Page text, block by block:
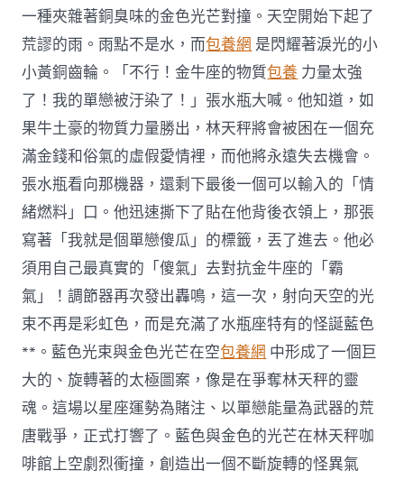
一種夾雜著銅臭味的金色光芒對撞。天空開始下起了
荒謬的雨。雨點不是水，而包養網 是閃耀著淚光的小
小黃銅齒輪。「不行！金牛座的物質包養 力量太強
了！我的單戀被汙染了！」張水瓶大喊。他知道，如
果牛土豪的物質力量勝出，林天秤將會被困在一個充
滿金錢和俗氣的虛假愛情裡，而他將永遠失去機會。
張水瓶看向那機器，還剩下最後一個可以輸入的「情
緒燃料」口。他迅速撕下了貼在他背後衣領上，那張
寫著「我就是個單戀傻瓜」的標籤，丟了進去。他必
須用自己最真實的「傻氣」去對抗金牛座的「霸
氣」！調節器再次發出轟鳴，這一次，射向天空的光
束不再是彩虹色，而是充滿了水瓶座特有的怪誕藍色
**。藍色光束與金色光芒在空包養網 中形成了一個巨
大的、旋轉著的太極圖案，像是在爭奪林天秤的靈
魂。這場以星座運勢為賭注、以單戀能量為武器的荒
唐戰爭，正式打響了。藍色與金色的光芒在林天秤咖
啡館上空劇烈衝撞，創造出一個不斷旋轉的怪異氣